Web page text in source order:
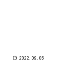
2022.09.06